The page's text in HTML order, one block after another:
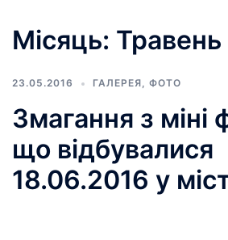
Місяць:
23.05.2016 ГАЛЕРЕЯ, ФОТО
Змагання з міні
що відбувалися
18.06.2016 у